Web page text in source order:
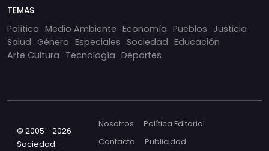
TEMAS
Política Medio Ambiente Economía Pueblos Justicia
Salud Género Especiales Sociedad Educación
Arte Cultura Tecnología Deportes
© 2005 - 2026
Sociedad
Nosotros
Política Editorial
Contacto
Publicidad